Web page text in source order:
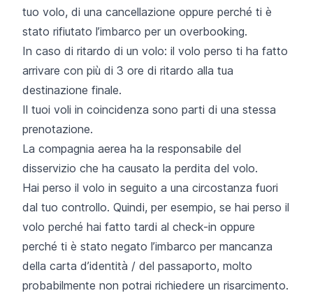
tuo volo, di una cancellazione oppure perché ti è
stato rifiutato l’imbarco per un overbooking.
In caso di ritardo di un volo: il volo perso ti ha fatto
arrivare con più di 3 ore di ritardo alla tua
destinazione finale.
Il tuoi voli in coincidenza sono parti di una stessa
prenotazione.
La compagnia aerea ha la responsabile del
disservizio che ha causato la perdita del volo.
Hai perso il volo in seguito a una circostanza fuori
dal tuo controllo. Quindi, per esempio, se hai perso il
volo perché hai fatto tardi al check-in oppure
perché ti è stato negato l’imbarco per mancanza
della carta d’identità / del passaporto, molto
probabilmente non potrai richiedere un risarcimento.